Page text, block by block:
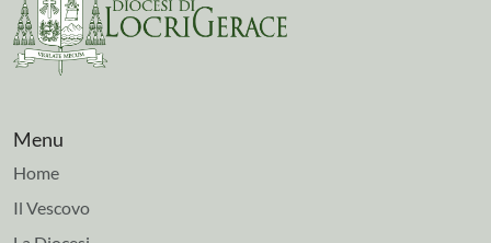
Menu
Home
Il Vescovo